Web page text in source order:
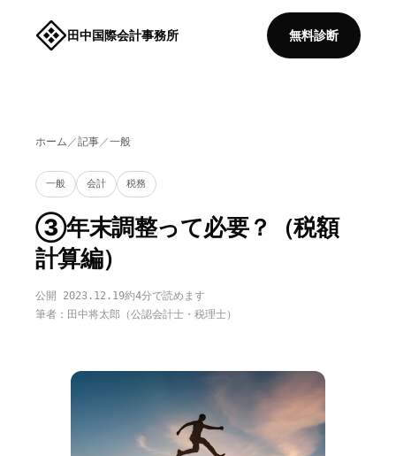
田中国際会計事務所 無料診断
ホーム ／記事／一般
一般 会計 税務
③年末調整って必要？（税額
計算編）
公開 2023.12.19約4分で読めます
筆者：田中将太郎（公認会計士・税理士）